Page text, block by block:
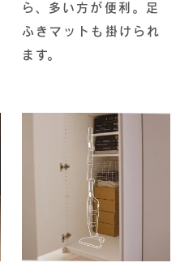
ら、多い方が便利。足
ふきマットも掛けられ
ます。